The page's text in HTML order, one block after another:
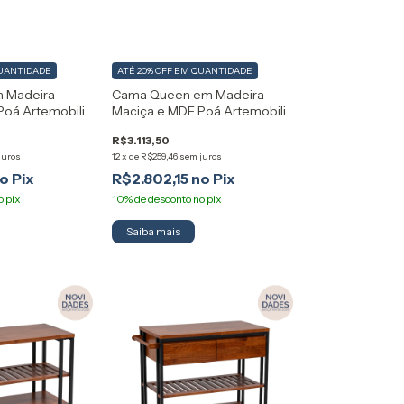
Madeira
Artemobili
Cama Queen em Madeira
Maciça e MDF Poá Artemobili
R$3.113,50
12x de R$259,46 sem juros
ATÉ 20% OFF EM QUANTIDADE
R$2.802,15
Saiba mais